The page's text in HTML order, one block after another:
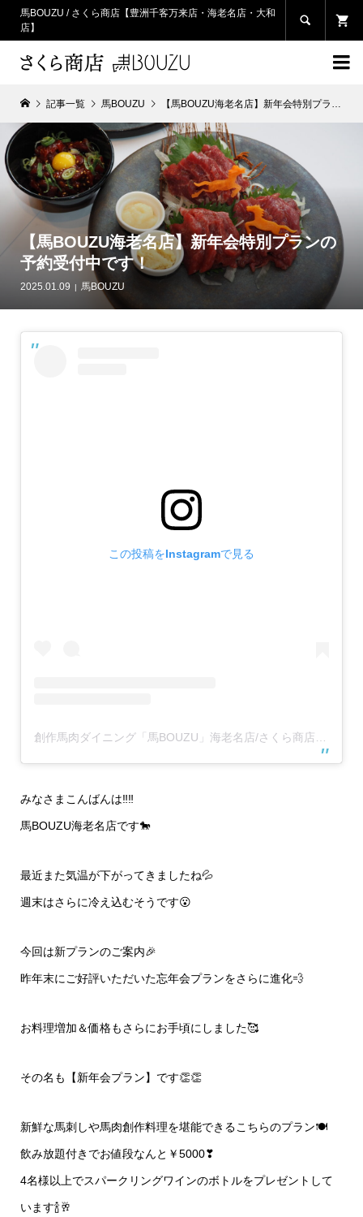
馬BOUZU / さくら商店【豊洲千客万来店・海老名店・大和
店】


記事一覧 馬BOUZU 【馬BOUZU海老名店】新年会特別プランの予約受付中です！
【馬BOUZU海老名店】新年会特別プランの
予約受付中です！
2025.01.09 馬BOUZU
この投稿をInstagramで見る
みなさまこんばんは‼️‼️
馬BOUZU海老名店です🐎
最近また気温が下がってきましたね💦
週末はさらに冷え込むそうです😮
今回は新プランのご案内🎉
昨年末にご好評いただいた忘年会プランをさらに進化💨
お料理増加＆価格もさらにお手頃にしました🥰
その名も【新年会プラン】です👏👏
新鮮な馬刺しや馬肉創作料理を堪能できるこちらのプラン🍽️
飲み放題付きでお値段なんと￥5000❣
4名様以上でスパークリングワインのボトルをプレゼントして
います🍾🥂